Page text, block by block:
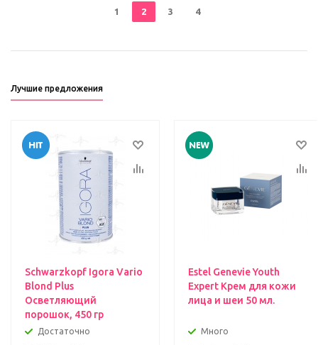
1 2 3 4
Лучшие предложения
Schwarzkopf Igora Vario
Blond Plus
Осветляющий
порошок, 450 гр
Достаточно
Estel Genevie Youth
Expert Крем для кожи
лица и шеи 50 мл.
Много